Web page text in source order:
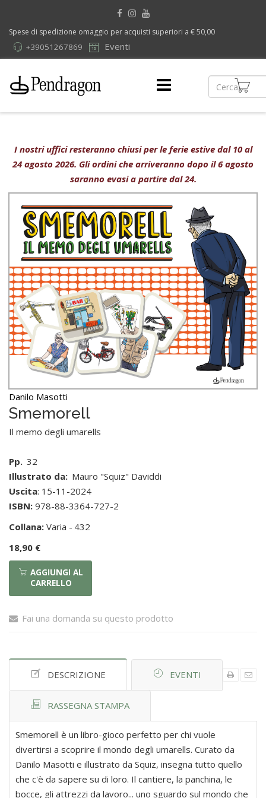
Spese di spedizione omaggio per acquisti superiori a € 50,00
Eventi
+39051267869
I nostri uffici resteranno chiusi per le ferie estive dal 10 al
24 agosto 2026. Gli ordini che arriveranno dopo il 6 agosto
saranno evasi a partire dal 24.
Danilo Masotti
Smemorell
Il memo degli umarells
Pp. 32
Illustrato da: Mauro "Squiz" Daviddi
Uscita: 15-11-2024
ISBN: 978-88-3364-727-2
Collana: Varia - 432
18,90 €
AGGIUNGI AL
CARRELLO
Fai una domanda su questo prodotto
DESCRIZIONE EVENTI
RASSEGNA STAMPA
Smemorell è un libro-gioco perfetto per chi vuole
divertirsi a scoprire il mondo degli umarells. Curato da
Danilo Masotti e illustrato da Squiz, insegna tutto quello
che c'è da sapere su di loro. Il cantiere, la panchina, le
bocce, gli attrezzi da lavoro... uno sguardo sul mondo che